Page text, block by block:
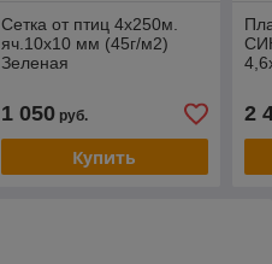
Сетка от птиц 4x250м.
яч.10х10 мм (45г/м2)
Зеленая
1 050руб.
Купить
2